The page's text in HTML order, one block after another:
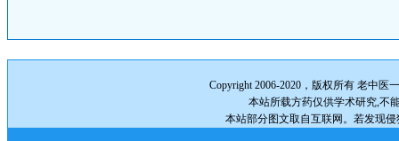
Copyright 2006-2020，版权所有 老中医
本站所载方药仅供学术研究,不
本站部分图文取自互联网。若发现